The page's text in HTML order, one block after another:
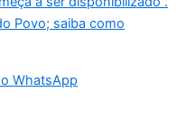
Povo; saiba como
WhatsApp